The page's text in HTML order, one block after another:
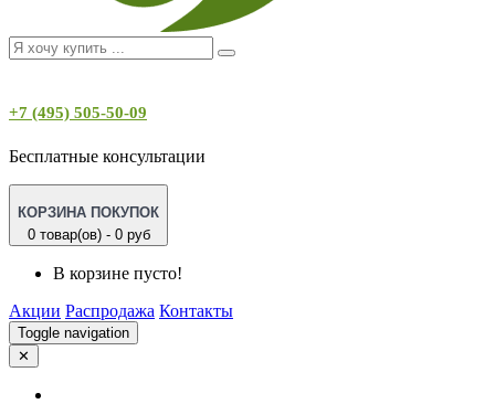
+7 (495) 505-50-09
Бесплатные консультации
КОРЗИНА ПОКУПОК
0 товар(ов) - 0 руб
В корзине пусто!
Акции Распродажа Контакты
Toggle navigation
✕